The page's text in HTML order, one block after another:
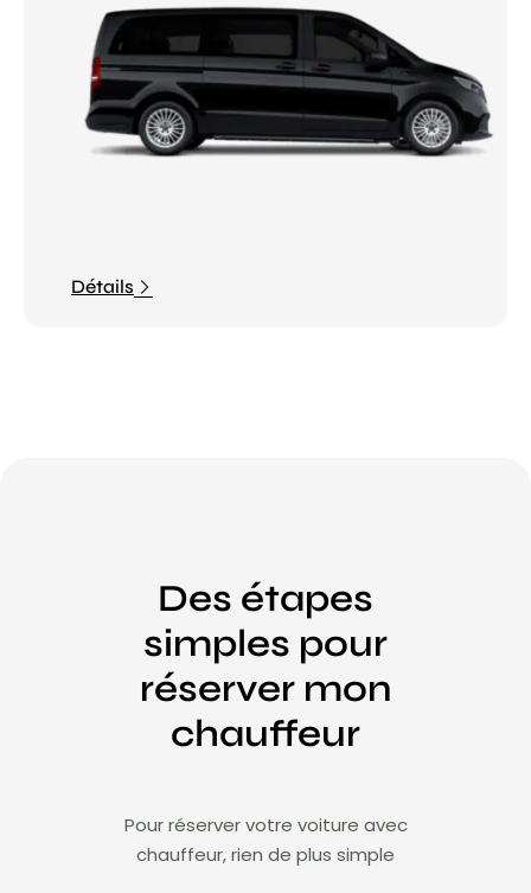
Détails
Des étapes
simples pour
réserver mon
chauffeur
Pour réserver votre voiture avec
chauffeur, rien de plus simple